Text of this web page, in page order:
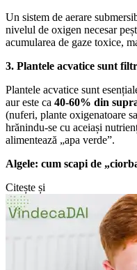
Un sistem de aerare
nivelul de oxigen necesar
acumularea de gaze toxice,
3. Plantele acvatice sunt
Plantele acvatice sunt
aur este ca 40-60% din
(nuferi, plante oxigenatoare
hrănindu-se cu aceiași
alimentează „apa verde”.
Algele: cum scapi de
Citește și